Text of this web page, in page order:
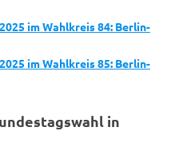
im Wahlkreis 84: Berlin-
im Wahlkreis 85: Berlin-
in